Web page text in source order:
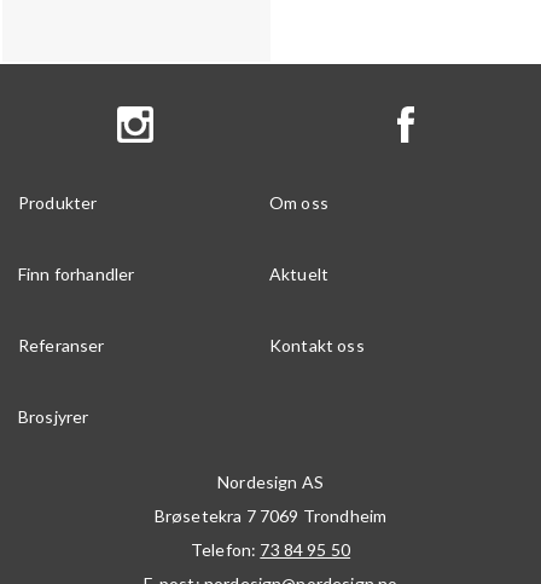
Produkter Om oss
Finn forhandler Aktuelt
Referanser Kontakt oss
Brosjyrer
Nordesign AS
Brøsetekra 7 7069 Trondheim
Telefon: 73 84 95 50